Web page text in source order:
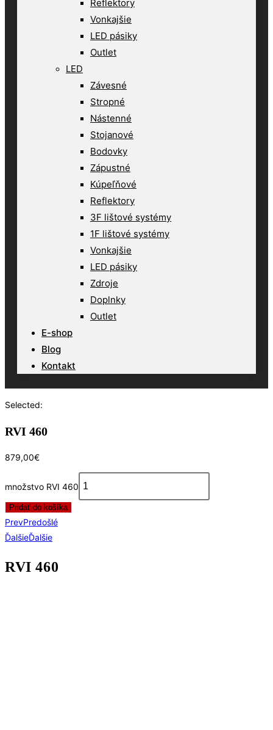
Reflektory
Vonkajšie
LED pásiky
Outlet
LED
Závesné
Stropné
Nástenné
Stojanové
Bodovky
Zápustné
Kúpeľňové
Reflektory
3F lištové systémy
1F lištové systémy
Vonkajšie
LED pásiky
Zdroje
Doplnky
Outlet
E-shop
Blog
Kontakt
Selected:
RVI 460
879,00€
množstvo RVI 460
Pridať do košíka
PrevPredošlé
ĎalšieĎalšie
RVI 460